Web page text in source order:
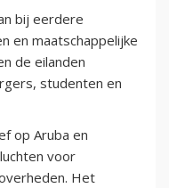
bij eerdere
en maatschappelijke
de eilanden
studenten en
op Aruba en
voor
Het